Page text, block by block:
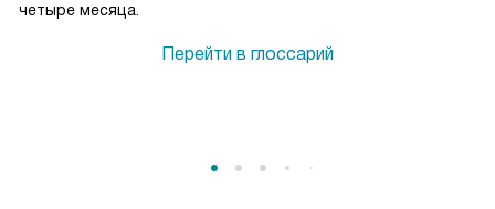
четыре месяца.
Перейти в глоссарий